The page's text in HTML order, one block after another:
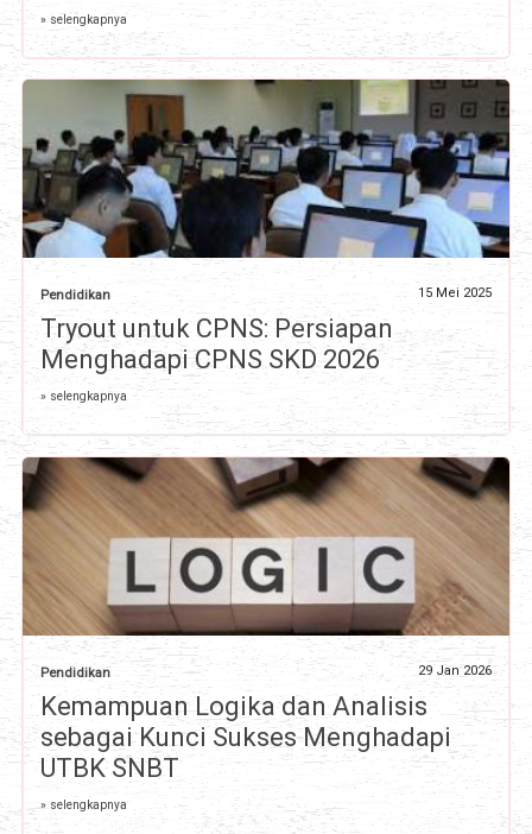
» selengkapnya
Pendidikan 15 Mei 2025
Tryout untuk CPNS: Persiapan
Menghadapi CPNS SKD 2026
» selengkapnya
Pendidikan 29 Jan 2026
Kemampuan Logika dan Analisis
sebagai Kunci Sukses Menghadapi
UTBK SNBT
» selengkapnya